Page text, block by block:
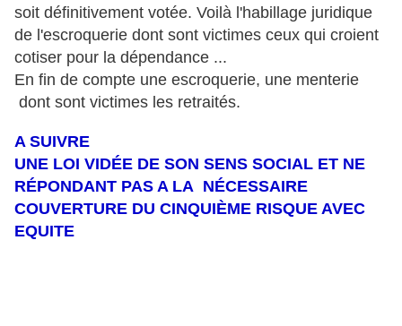
soit définitivement votée. Voilà l'habillage juridique
de l'escroquerie dont sont victimes ceux qui croient
cotiser pour la dépendance ...
En fin de compte une escroquerie, une menterie
dont sont victimes les retraités.
A SUIVRE
UNE LOI VIDÉE DE SON SENS SOCIAL ET NE
RÉPONDANT PAS A LA NÉCESSAIRE
COUVERTURE DU CINQUIÈME RISQUE AVEC
EQUITE